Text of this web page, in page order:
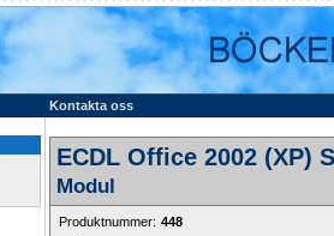
Kontakta oss
ECDL Office 2002 (XP)
Modul
Produktnummer: 448